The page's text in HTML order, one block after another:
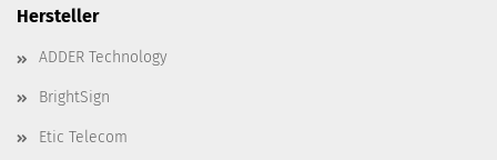
Hersteller
ADDER Technology
BrightSign
Etic Telecom